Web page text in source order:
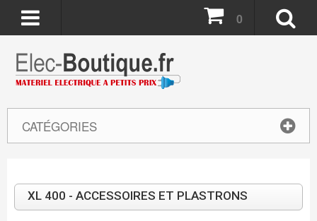
CATÉGORIES
0
XL 400 - ACCESSOIRES ET PLASTRONS